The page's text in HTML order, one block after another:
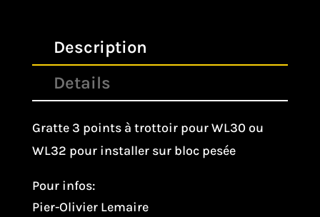
Description
Details
Gratte 3 points à trottoir pour WL30 ou
WL32 pour installer sur bloc pesée
Pour infos:
Pier-Olivier Lemaire